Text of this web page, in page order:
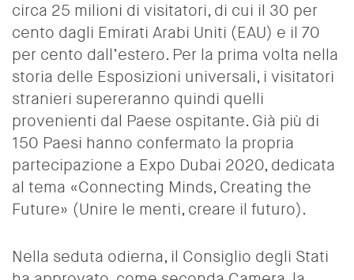
circa 25 milioni di visitatori, di cui il 30 per
cento dagli Emirati Arabi Uniti (EAU) e il 70
per cento dall’estero. Per la prima volta nella
storia delle Esposizioni universali, i visitatori
stranieri supereranno quindi quelli
provenienti dal Paese ospitante. Già più di
150 Paesi hanno confermato la propria
partecipazione a Expo Dubai 2020, dedicata
al tema «Connecting Minds, Creating the
Future» (Unire le menti, creare il futuro).
Nella seduta odierna, il Consiglio degli Stati